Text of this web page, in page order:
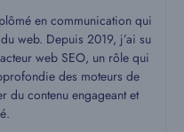
en communication qui
web. Depuis 2019, j’ai su
web SEO, un rôle qui
des moteurs de
du contenu engageant et